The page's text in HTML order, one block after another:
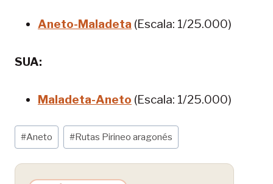
Aneto-Maladeta (Escala: 1/25.000)
SUA:
Maladeta-Aneto (Escala: 1/25.000)
Etiquetas
de
la
#Aneto #Rutas Pirineo aragonés